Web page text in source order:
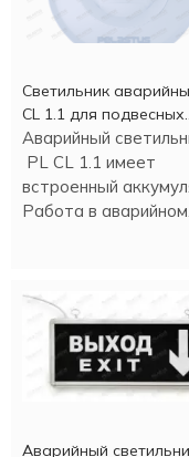
Светильник
CL 1.1 для подвесных
потолков
Аварийный
PL CL 1.1 имеет
встроенный
Работа в аварийном
Аварийный